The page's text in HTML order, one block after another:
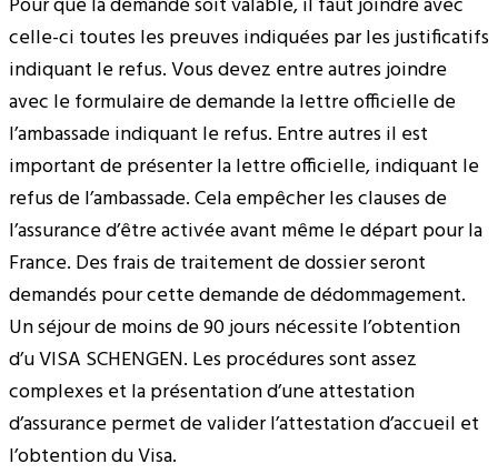
celle-ci toutes les preuves indiquées par les justificatifs
indiquant le refus. Vous devez entre autres joindre
avec le formulaire de demande la lettre officielle de
l’ambassade indiquant le refus. Entre autres il est
important de présenter la lettre officielle, indiquant le
refus de l’ambassade. Cela empêcher les clauses de
l’assurance d’être activée avant même le départ pour la
France. Des frais de traitement de dossier seront
demandés pour cette demande de dédommagement.
Un séjour de moins de 90 jours nécessite l’obtention
d’u VISA SCHENGEN. Les procédures sont assez
complexes et la présentation d’une attestation
d’assurance permet de valider l’attestation d’accueil et
l’obtention du Visa.